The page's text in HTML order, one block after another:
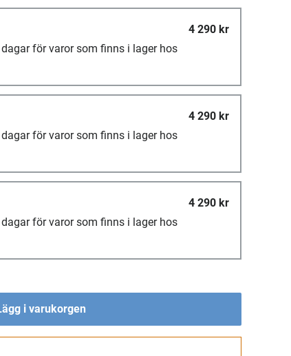
4 290 kr
dagar för varor som finns i lager hos
4 290 kr
dagar för varor som finns i lager hos
4 290 kr
dagar för varor som finns i lager hos
i varukorgen